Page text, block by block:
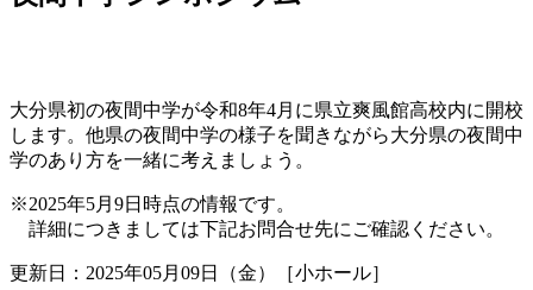
大分県初の夜間中学が令和8年4月に県立爽風館高校内に開校
します。他県の夜間中学の様子を聞きながら大分県の夜間中
学のあり方を一緒に考えましょう。
※2025年5月9日時点の情報です。
詳細につきましては下記お問合せ先にご確認ください。
更新日：2025年05月09日（金）［小ホール］